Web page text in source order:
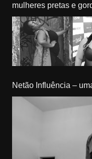
mulheres pretas e
Netão Influência –